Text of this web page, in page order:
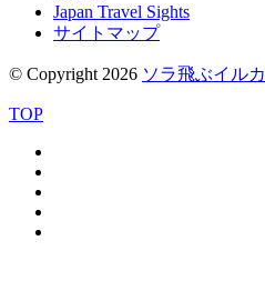
Japan Travel Sights
サイトマップ
© Copyright 2026 ソラ飛ぶイルカ
TOP